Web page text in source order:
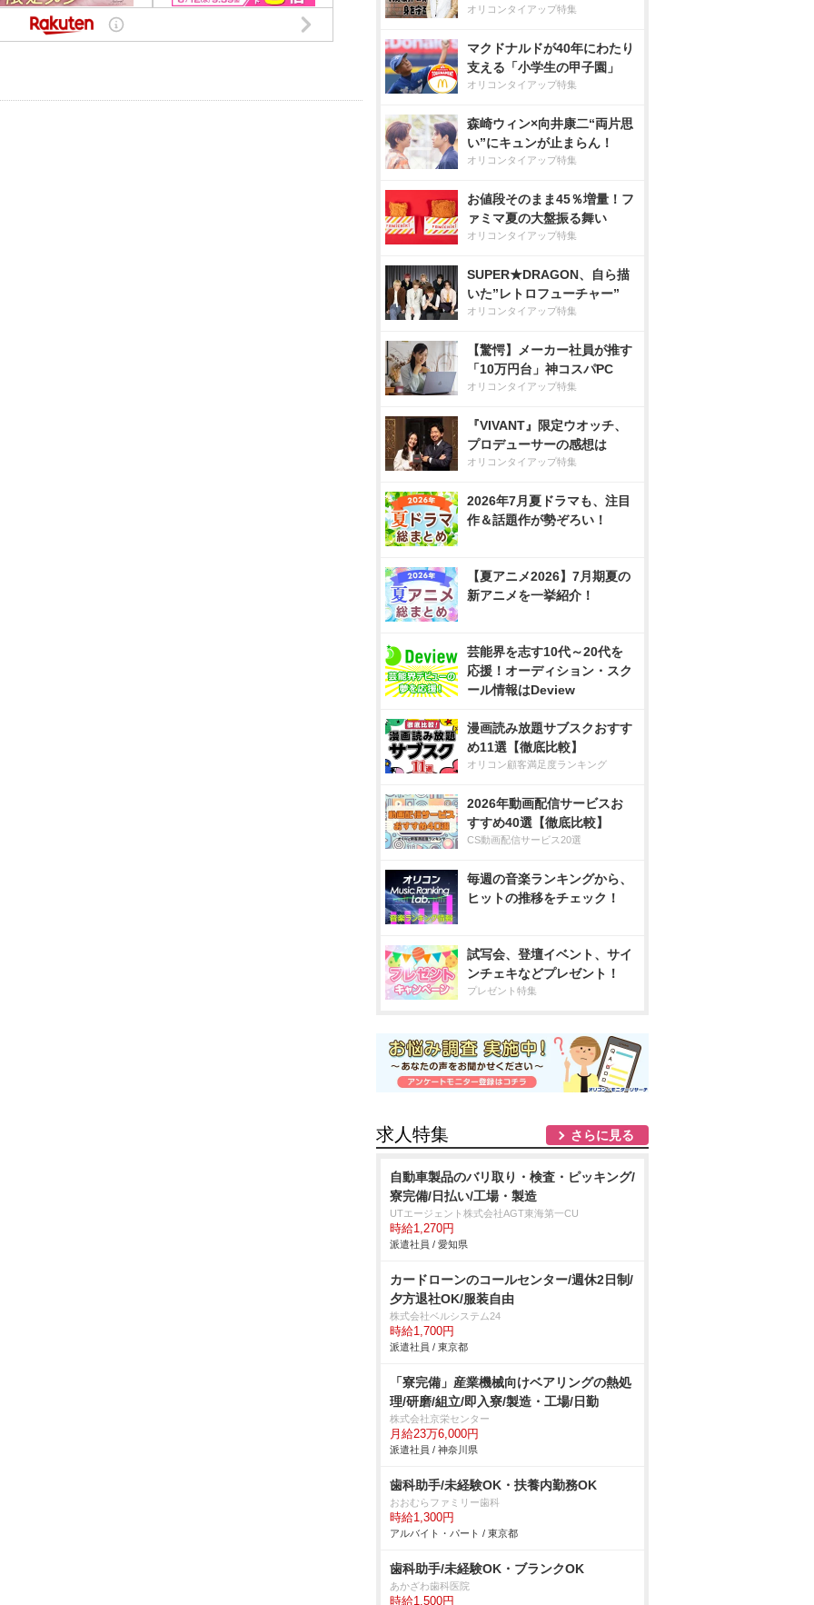
オリコンタイアップ特集
マクドナルドが40年にわたり
支える「小学生の甲子園」
オリコンタイアップ特集
森崎ウィン×向井康二“両片思
い”にキュンが止まらん！
オリコンタイアップ特集
お値段そのまま45％増量！フ
ァミマ夏の大盤振る舞い
オリコンタイアップ特集
SUPER★DRAGON、自ら描
いた”レトロフューチャー”
オリコンタイアップ特集
【驚愕】メーカー社員が推す
「10万円台」神コスパPC
オリコンタイアップ特集
『VIVANT』限定ウオッチ、
プロデューサーの感想は
オリコンタイアップ特集
2026年7月夏ドラマも、注目
作＆話題作が勢ぞろい！
【夏アニメ2026】7月期夏の
新アニメを一挙紹介！
芸能界を志す10代～20代を
応援！オーディション・スク
ール情報はDeview
漫画読み放題サブスクおすす
め11選【徹底比較】
オリコン顧客満足度ランキング
2026年動画配信サービスお
すすめ40選【徹底比較】
CS動画配信サービス20選
毎週の音楽ランキングから、
ヒットの推移をチェック！
試写会、登壇イベント、サイ
ンチェキなどプレゼント！
プレゼント特集
求人特集 さらに見る
自動車製品のバリ取り・検査・ピッキング/
寮完備/日払い/工場・製造
UTエージェント株式会社AGT東海第一CU
時給1,270円
派遣社員 / 愛知県
カードローンのコールセンター/週休2日制/
夕方退社OK/服装自由
株式会社ベルシステム24
時給1,700円
派遣社員 / 東京都
「寮完備」産業機械向けベアリングの熱処
理/研磨/組立/即入寮/製造・工場/日勤
株式会社京栄センター
月給23万6,000円
派遣社員 / 神奈川県
歯科助手/未経験OK・扶養内勤務OK
おおむらファミリー歯科
時給1,300円
アルバイト・パート / 東京都
歯科助手/未経験OK・ブランクOK
あかざわ歯科医院
時給1,500円